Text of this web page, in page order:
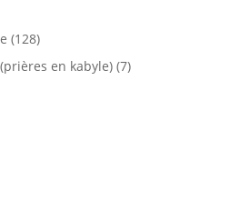
(128)
en kabyle)(7)